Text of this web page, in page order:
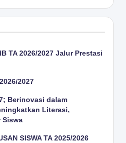
TA 2026/2027 Jalur Prestasi
2027
Berinovasi dalam
Literasi,
Siswa
SISWA TA 2025/2026